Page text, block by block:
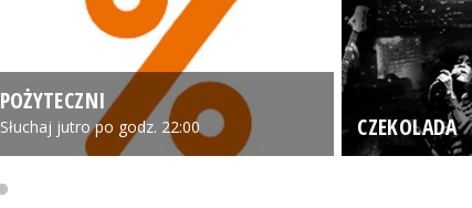
POŻYTECZNI
Słuchaj jutro po godz. 22:00 CZEKOLADA